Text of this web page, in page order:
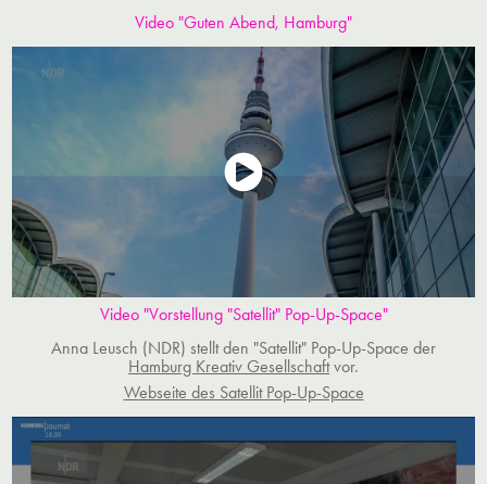
Video "Guten Abend, Hamburg"
Video "Vorstellung "Satellit" Pop-Up-Space"
​​​​​​​Anna Leusch (NDR) stellt den "Satellit" Pop-Up-Space der
Hamburg Kreativ Gesellschaftvor.​​​​​​​
Webseite des Satellit Pop-Up-Space